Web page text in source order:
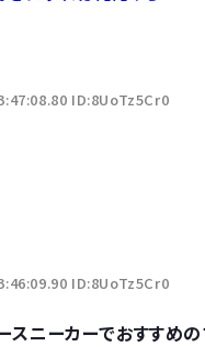
ID:8UoTz5Cr0
ID:8UoTz5Cr0
スニーカーでおすすめの